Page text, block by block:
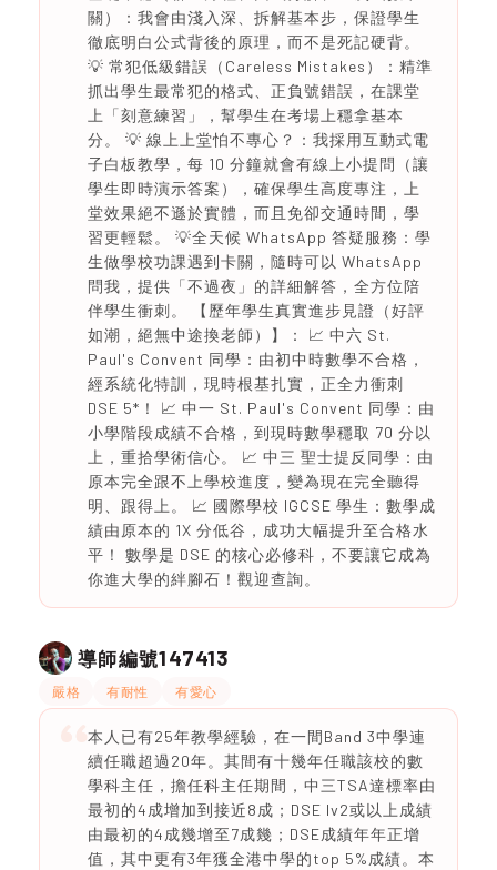
關）：我會由淺入深、拆解基本步，保證學生
徹底明白公式背後的原理，而不是死記硬背。
💡 常犯低級錯誤（Careless Mistakes）：精準
抓出學生最常犯的格式、正負號錯誤，在課堂
上「刻意練習」，幫學生在考場上穩拿基本
分。 💡 線上上堂怕不專心？：我採用互動式電
子白板教學，每 10 分鐘就會有線上小提問（讓
學生即時演示答案），確保學生高度專注，上
堂效果絕不遜於實體，而且免卻交通時間，學
習更輕鬆。 💡全天候 WhatsApp 答疑服務：學
生做學校功課遇到卡關，隨時可以 WhatsApp
問我，提供「不過夜」的詳細解答，全方位陪
伴學生衝刺。 【歷年學生真實進步見證（好評
如潮，絕無中途換老師）】： 📈 中六 St.
Paul's Convent 同學：由初中時數學不合格，
經系統化特訓，現時根基扎實，正全力衝刺
DSE 5*！ 📈 中一 St. Paul's Convent 同學：由
小學階段成績不合格，到現時數學穩取 70 分以
上，重拾學術信心。 📈 中三 聖士提反同學：由
原本完全跟不上學校進度，變為現在完全聽得
明、跟得上。 📈 國際學校 IGCSE 學生：數學成
績由原本的 1X 分低谷，成功大幅提升至合格水
平！ 數學是 DSE 的核心必修科，不要讓它成為
你進大學的絆腳石！觀迎查詢。
導師編號147413
嚴格 有耐性 有愛心
本人已有25年教學經驗，在一間Band 3中學連
續任職超過20年。其間有十幾年任職該校的數
學科主任，擔任科主任期間，中三TSA達標率由
最初的4成增加到接近8成；DSE lv2或以上成績
由最初的4成幾增至7成幾；DSE成績年年正增
值，其中更有3年獲全港中學的top 5%成績。本